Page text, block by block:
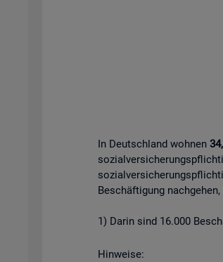
In Deutschland wohnen
Beschäftigung
1) Darin sind 16.000
Hinweise: